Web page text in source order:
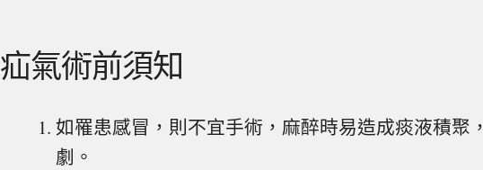
疝氣術前須知
如罹患感冒，則不宜手術，麻醉時易造成痰液積聚
劇。